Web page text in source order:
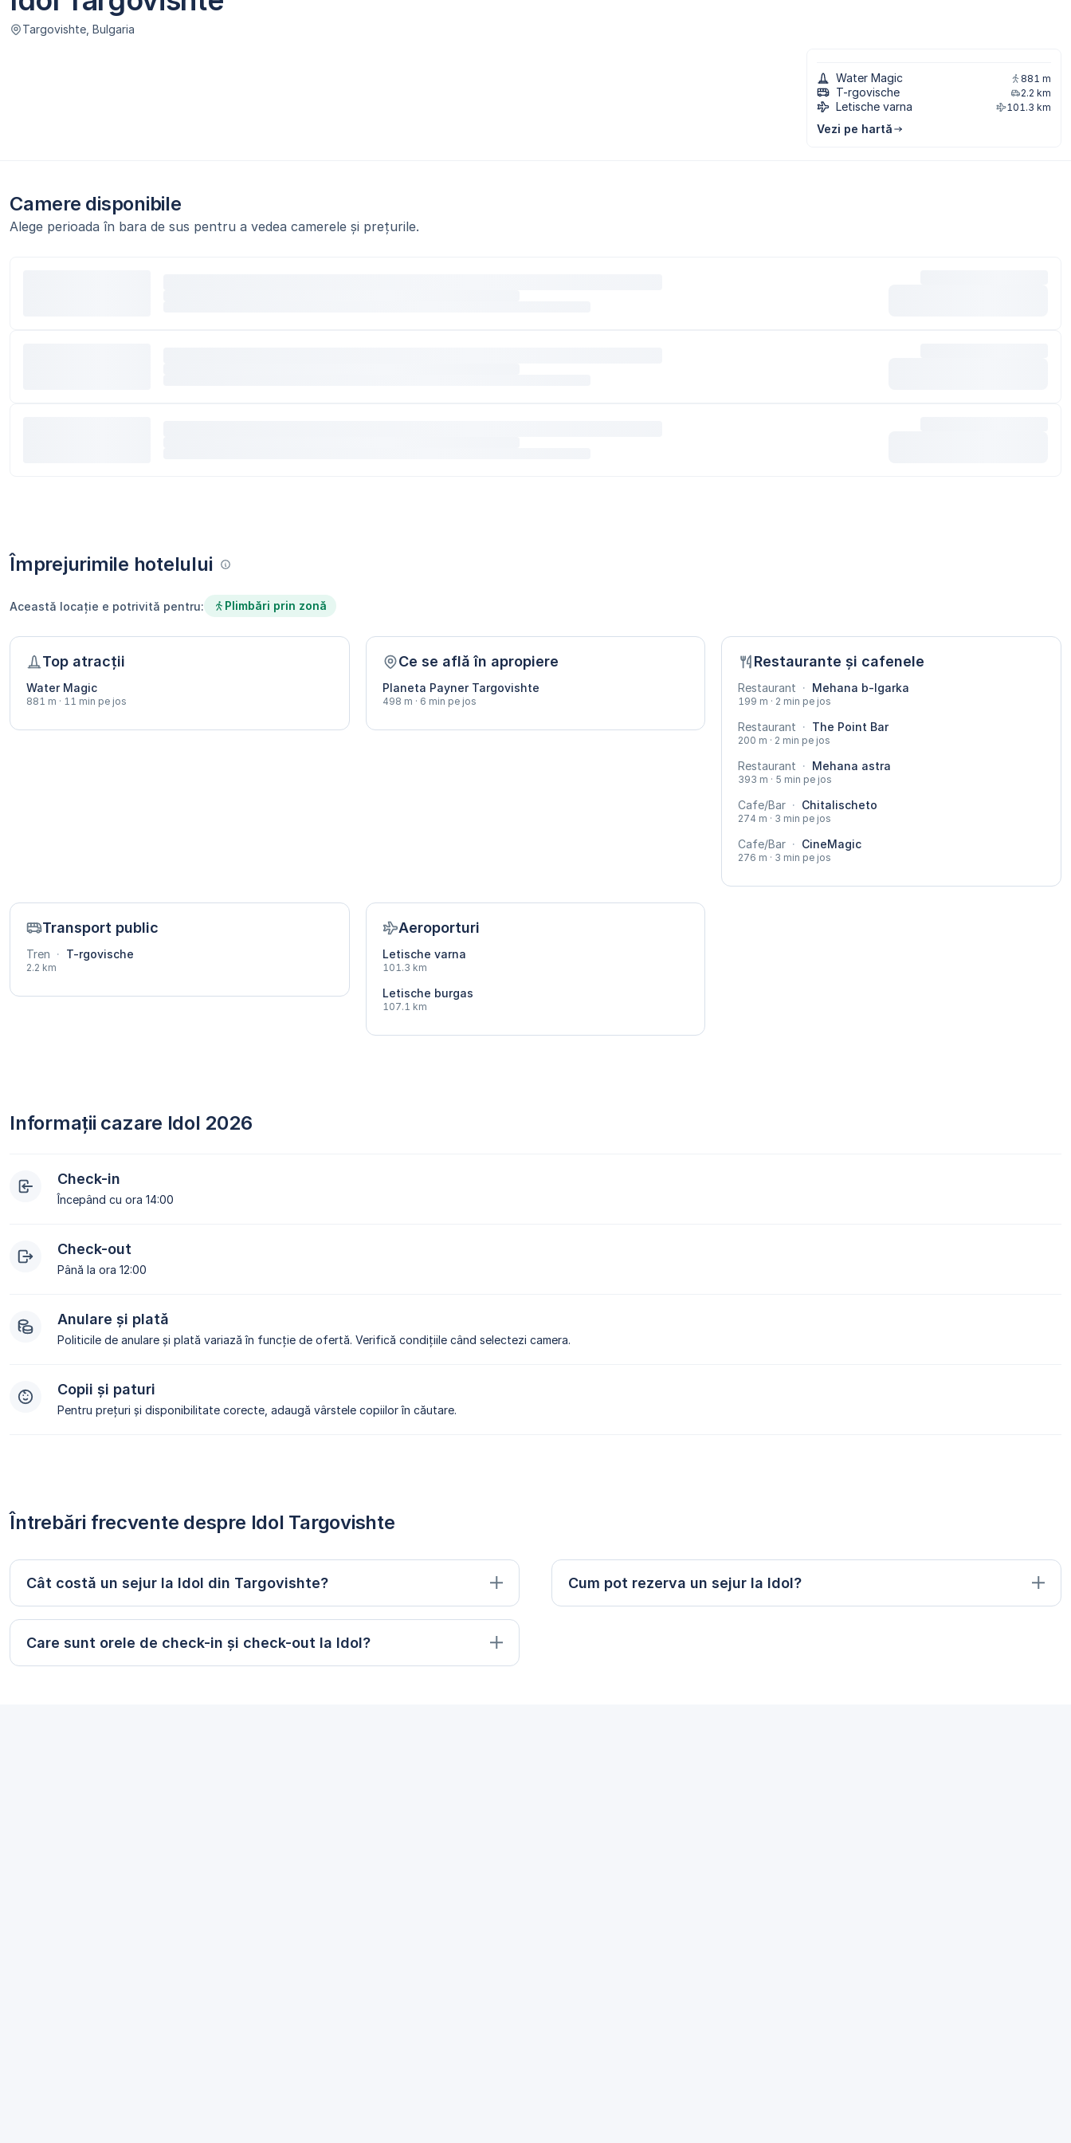
Targovishte, Bulgaria
Water Magic 881 m
T-rgovische 2.2 km
Letische varna 101.3 km
Vezi pe hartă
Camere disponibile
Alege perioada în bara de sus pentru a vedea camerele și prețurile.
Împrejurimile hotelului
Această locație e potrivită pentru: Plimbări prin zonă
Top atracții
Water Magic
881 m · 11 min pe jos
Ce se află în apropiere
Planeta Payner Targovishte
498 m · 6 min pe jos
Restaurante și cafenele
Restaurant · Mehana b-lgarka
199 m · 2 min pe jos
Restaurant · The Point Bar
200 m · 2 min pe jos
Restaurant · Mehana astra
393 m · 5 min pe jos
Cafe/Bar · Chitalischeto
274 m · 3 min pe jos
Cafe/Bar · CineMagic
276 m · 3 min pe jos
Transport public
Tren · T-rgovische
2.2 km
Aeroporturi
Letische varna
101.3 km
Letische burgas
107.1 km
Informații cazare Idol 2026
Check-in
Începând cu ora 14:00
Check-out
Până la ora 12:00
Anulare și plată
Politicile de anulare și plată variază în funcție de ofertă. Verifică condițiile când selectezi camera.
Copii și paturi
Pentru prețuri și disponibilitate corecte, adaugă vârstele copiilor în căutare.
Întrebări frecvente despre Idol Targovishte
Cât costă un sejur la Idol din Targovishte?
Care sunt orele de check-in și check-out la Idol?
Cum pot rezerva un sejur la Idol?